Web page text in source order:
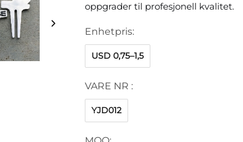
oppgrader til profesjonell kvalitet.
Enhetpris:
USD 0,75–1,5
VARE NR :
YJD012